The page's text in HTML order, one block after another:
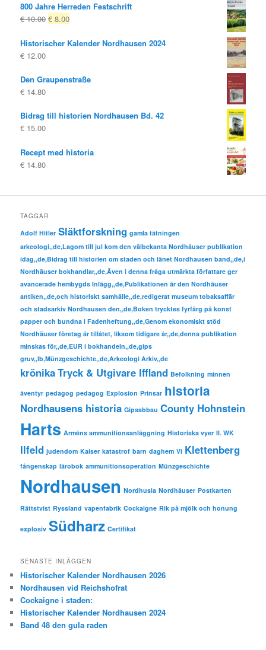
800 Jahre Herreden Festschrift
€10.00 Ursprungligt
var:
€ 8.00Nuvarande
är:
Historischer Kalender Nordhausen 2024
€ 12.00
Den Graupenstraße
€ 14.80
Bidrag till historien Nordhausen Bd. 42
€ 15.00
Recept med historia
€ 14.80
TAGGAR
Adolf Hitler Släktforskning gamla tätningen
arkeologi,,de,Lagom till jul kom den välbekanta Nordhäuser publikation
idag,,de,Bidrag till historien om staden och länet Nordhausen band,,de,i
Nordhäuser bokhandlar,,de,Även i denna fråga utmärkta författare ger
avancerade hembygds Inlägg,,de,Publikationen är den Nordhäuser
antiken,,de,och historiskt samhälle,,de,redigerat museum tobaksaffär
och stadsarkiv Nordhausen den,,de,Boken trycktes fyrfärg på konst
papper och bundna i Fadenheftung,,de,Genom ekonomiskt stöd
Nordhäuser företag är tillåtet, liksom tidigare år,,de,denna publikation
minskas för,,de,EUR i bokhandeln,,de,gips
gruv,,lb,Münzgeschichte,,de,Arkeologi Arkiv,,de
krönikaTryck & Utgivare Iffland Befolkning minnen
äventyr pedagog pedagog Explosion Prinsar historia
Nordhausens historia Gipsabbau County Hohnstein
Harts Arméns ammunitionsanläggning Historiska vyer II. WK
Ilfeld judendom Kaiser katastrof barn daghem Vi Klettenberg
fångenskap lärobok ammunitionsoperation Münzgeschichte
Nordhausen Nordhusia Nordhäuser Postkarten
Rättstvist Ryssland vapenfabrik Cockaigne Rik på mjölk och honung
explosiv Südharz Certifikat
SENASTE INLÄGGEN
Historischer Kalender Nordhausen 2026
Nordhausen vid Reichshofrat
Cockaigne i staden:
Historischer Kalender Nordhausen 2024
Band 48 den gula raden